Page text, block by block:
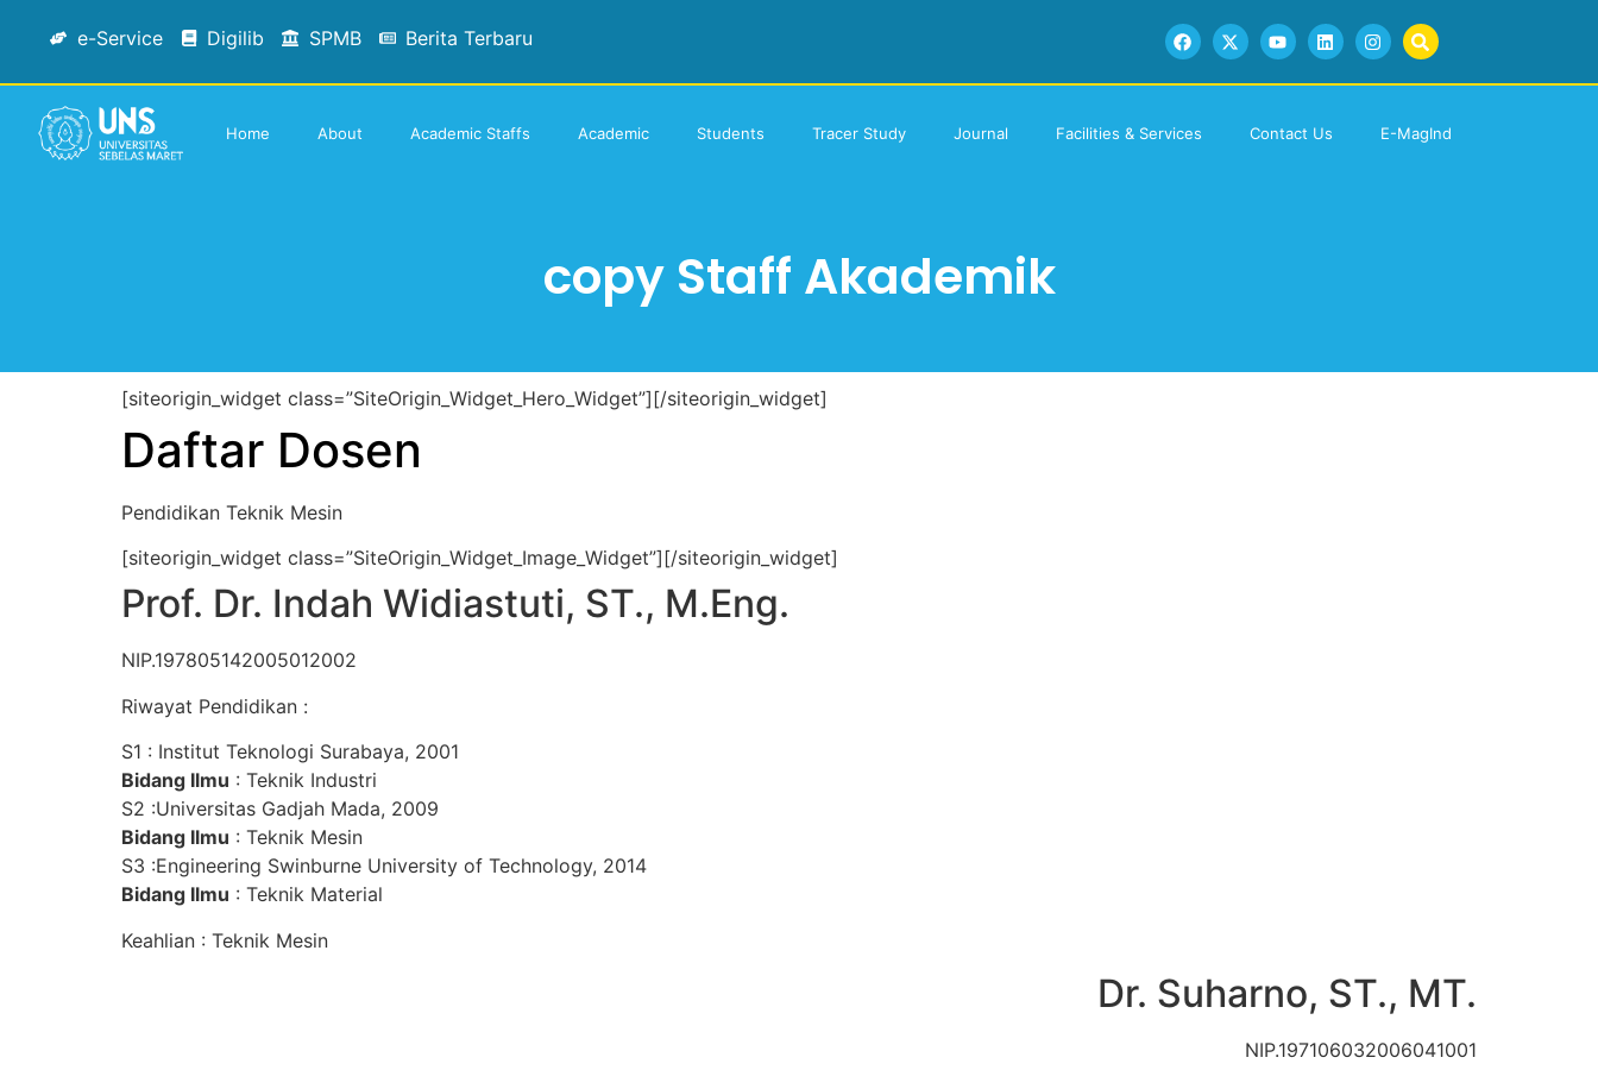
e-Service Digilib SPMB Berita Terbaru
Home About Academic Staffs Academic Students Tracer Study Journal Facilities & Services Contact Us E-MagInd
copy Staff Akademik
[siteorigin_widget class=”SiteOrigin_Widget_Hero_Widget”] [/siteorigin_widget]
Daftar Dosen
Pendidikan Teknik Mesin
[siteorigin_widget class=”SiteOrigin_Widget_Image_Widget”] [/siteorigin_widget]
Prof. Dr. Indah Widiastuti, ST., M.Eng.
NIP.197805142005012002
Riwayat Pendidikan :
S1 : Institut Teknologi Surabaya, 2001
Bidang Ilmu : Teknik Industri
S2 :Universitas Gadjah Mada, 2009
Bidang Ilmu : Teknik Mesin
S3 :Engineering Swinburne University of Technology, 2014
Bidang Ilmu : Teknik Material
Keahlian : Teknik Mesin
Dr. Suharno, ST., MT.
NIP.197106032006041001